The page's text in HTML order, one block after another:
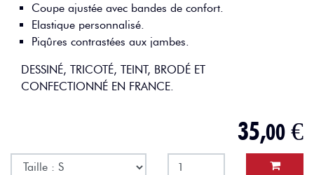
Coupe ajustée avec bandes de confort.
Elastique personnalisé.
Piqûres contrastées aux jambes.
DESSINÉ, TRICOTÉ, TEINT, BRODÉ ET
CONFECTIONNÉ EN FRANCE.
35,00 €